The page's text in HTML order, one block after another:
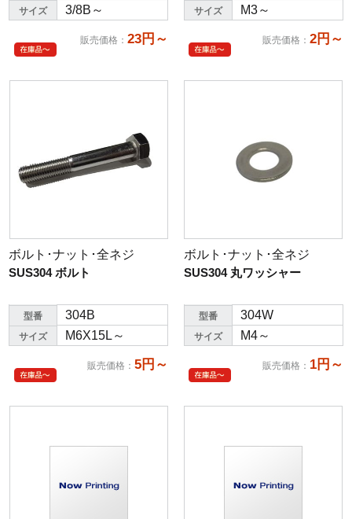
サイズ 3/8B～
販売価格 ： 23円～
サイズ M3～
販売価格 ： 2円～
ボルト･ナット･全ネジ
SUS304 ボルト
型番 304B
サイズ M6X15L～
販売価格 ： 5円～
ボルト･ナット･全ネジ
SUS304 丸ワッシャー
型番 304W
サイズ M4～
販売価格 ： 1円～